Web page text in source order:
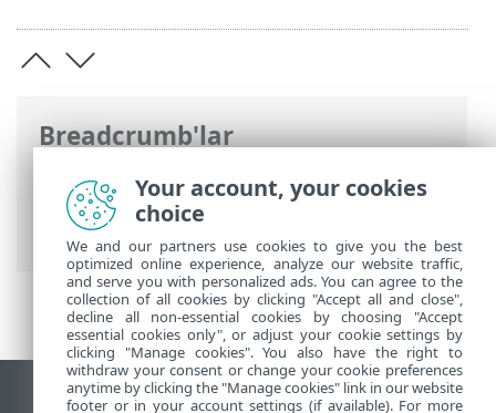
Breadcrumb'lar
ESET Online Yardım>ESET Cloud Office
Security >ESET Cloud Office Security‘de
gezinme
> Ayarlar
Masaüstü sitesini görüntüle
Your account, your cookies
choice
We and our partners use cookies to give you the best
optimized online experience, analyze our website traffic,
and serve you with personalized ads. You can agree to the
collection of all cookies by clicking "Accept all and close",
decline all non-essential cookies by choosing "Accept
essential cookies only", or adjust your cookie settings by
clicking "Manage cookies". You also have the right to
withdraw your consent or change your cookie preferences
anytime by clicking the "Manage cookies" link in our website
footer or in your account settings (if available). For more